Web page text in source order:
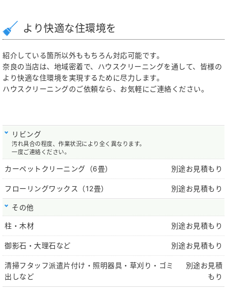
より快適な住環境を
紹介している箇所以外ももちろん対応可能です。
奈良の当店は、地域密着で、ハウスクリーニングを通して、皆様の
より快適な住環境を実現するために尽力します。
ハウスクリーニングのご依頼なら、お気軽にご連絡ください。
リビング
汚れ具合の程度、作業状況により全く異なります。
一度ご連絡ください。
カーペットクリーニング（6畳） 別途お見積もり
フローリングワックス（12畳） 別途お見積もり
その他
柱・木材 別途お見積もり
御影石・大理石など 別途お見積もり
清掃フタッフ派遣片付け・照明器具・草刈り・ゴミ
出しなど
別途お見積
もり